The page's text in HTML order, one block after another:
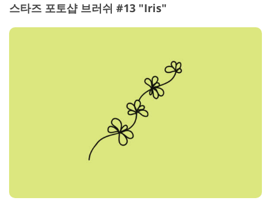
스타즈 포토샵 브러쉬 #13 "Iris"